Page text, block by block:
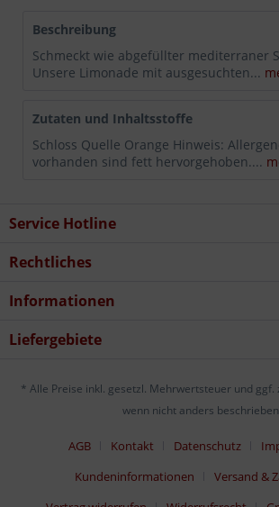
Beschreibung
Schmeckt wie abgefüllter mediterraner
Unsere Limonade mit ausgesuchten...
Zutaten und Inhaltsstoffe
Schloss Quelle Orange Hinweis:
vorhanden sind fett hervorgehoben....
Service Hotline
Rechtliches
Informationen
Liefergebiete
* Alle Preise inkl. gesetzl. Mehrwertsteuer und ggf.
wenn nicht anders
AGB Kontakt Datenschutz
Kundeninformationen
Versand &